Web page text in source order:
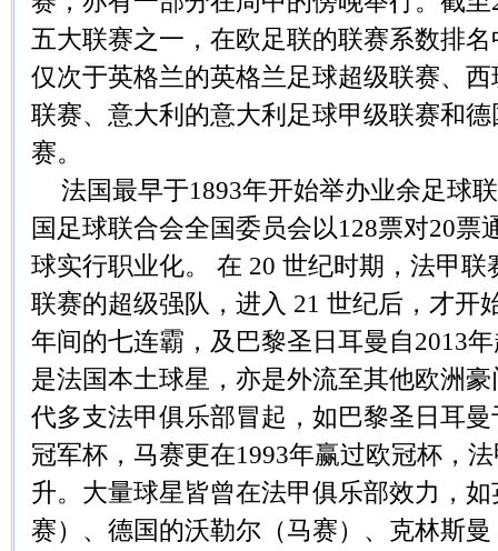
五大联赛之一，在欧足联的联赛系数排
仅次于英格兰的英格兰足球超级联赛、
联赛、意大利的意大利足球甲级联赛和
赛。
法国最早于1893年开始举办业余足球
国足球联合会全国委员会以128票对20票
球实行职业化。 在 20 世纪时期，法甲
联赛的超级强队，进入 21 世纪后，才开
年间的七连霸，及巴黎圣日耳曼自2013
是法国本土球星，亦是外流至其他欧洲
代多支法甲俱乐部冒起，如巴黎圣日耳
冠军杯，马赛更在1993年赢过欧冠杯，
升。大量球星皆曾在法甲俱乐部效力，
赛）、德国的沃勒尔（马赛）、克林斯